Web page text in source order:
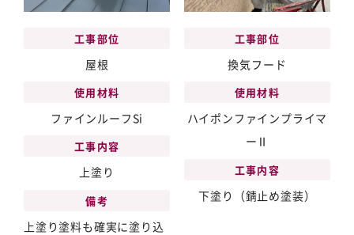
工事部位
屋根
使用材料
ファインルーフSi
工事内容
上塗り
備考
上塗り塗料も確実に塗り込
工事部位
換気フード
使用材料
ハイポンファインプライマ
ーⅡ
工事内容
下塗り（錆止め塗装）